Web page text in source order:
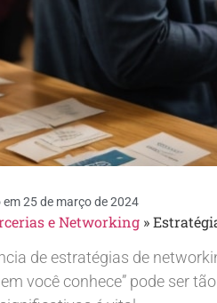
em25 de março de 2024
e Networking »
de estratégias de
você conhece” pode ser